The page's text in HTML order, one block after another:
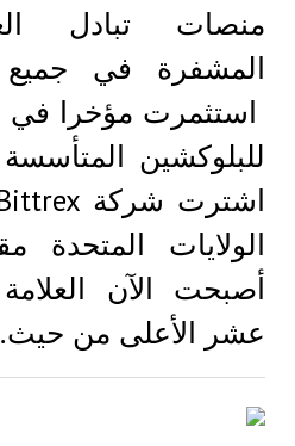
منصات تبادل
المشفرة في جميع
للبلوكشين
الولايات المتحدة
أصبحت الآن العلامة
عشر الأعلى من